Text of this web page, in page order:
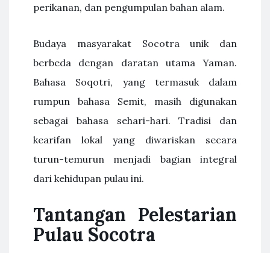
perikanan, dan pengumpulan bahan alam.
Budaya masyarakat Socotra unik dan
berbeda dengan daratan utama Yaman.
Bahasa Soqotri, yang termasuk dalam
rumpun bahasa Semit, masih digunakan
sebagai bahasa sehari-hari. Tradisi dan
kearifan lokal yang diwariskan secara
turun-temurun menjadi bagian integral
dari kehidupan pulau ini.
Tantangan Pelestarian
Pulau Socotra